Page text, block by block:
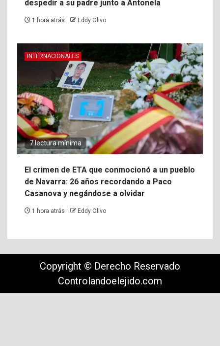
despedir a su padre junto a Antonela
1 hora atrás Eddy Olivo
INTERNACIONALES
7 lectura mínima
El crimen de ETA que conmocionó a un pueblo
de Navarra: 26 años recordando a Paco
Casanova y negándose a olvidar
1 hora atrás Eddy Olivo
Copyright © Derecho Reservado
Controlandoelejido.com